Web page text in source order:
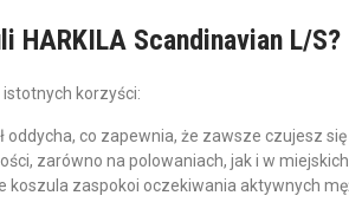
Scandinavian L/S?
korzyści:
oddycha, co zapewnia, że zawsze czujesz się
zarówno na polowaniach, jak i w
koszula zaspokoi oczekiwania aktywnych